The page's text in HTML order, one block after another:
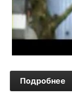
Подробнее